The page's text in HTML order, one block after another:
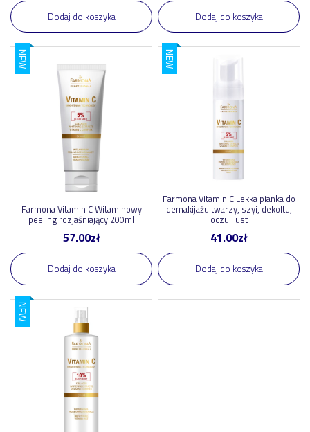
Dodaj do koszyka Dodaj do koszyka
NEW
Farmona Vitamin C Witaminowy
peeling rozjaśniający 200ml
57.00zł
Dodaj do koszyka
NEW
Farmona Vitamin C Lekka pianka do
demakijażu twarzy, szyi, dekoltu,
oczu i ust
41.00zł
Dodaj do koszyka
NEW